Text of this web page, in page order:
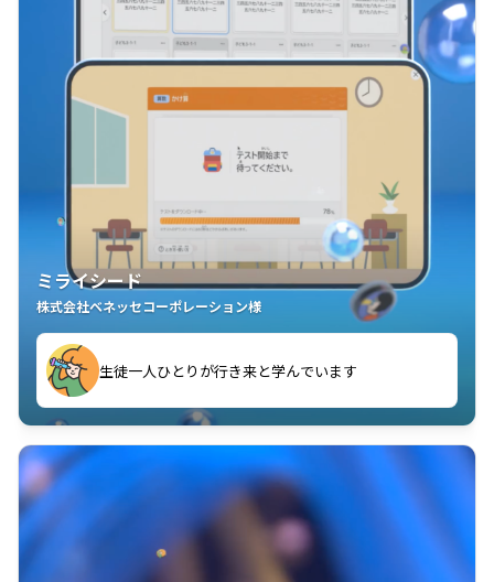
ミライシード
株式会社ベネッセコーポレーション様
生徒一人ひとりが行き来と学んでいます
教室中の児童生徒が「問題が解けてうれしい」「解く
ことが楽しい」を実感しています